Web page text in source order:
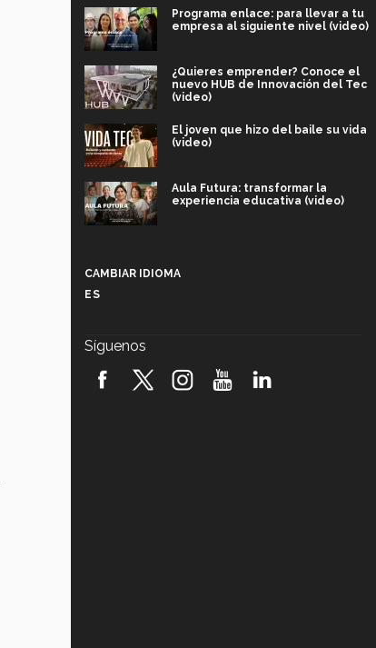
Programa enlace: para llevar a tu
empresa al siguiente nivel (video)
¿Quieres emprender? Conoce el
nuevo HUB de Innovación del Tec
(video)
El joven que hizo del baile su vida
(video)
Aula Futura: transformar la
experiencia educativa (video)
robótica FIRST 2026! (video)
CAMBIAR IDIOMA
ES
Síguenos